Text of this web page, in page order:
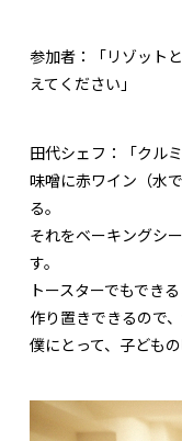
参加者：
「リゾット
えてください」
田代シェフ：
「クル
味噌に赤ワイン（水
る。
それをベーキングシ
す。
トースターでもできる
作り置きできるので
僕にとって、子ども